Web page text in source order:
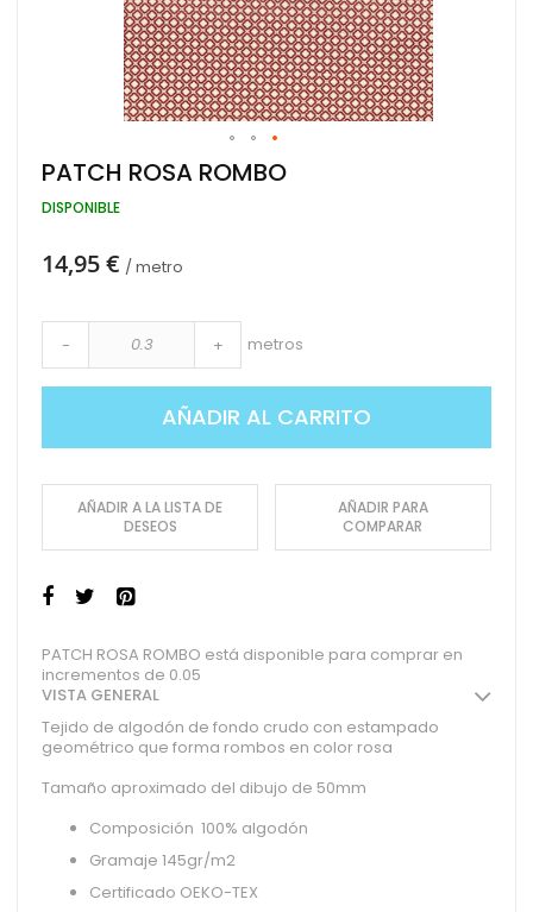
Saltar
al
comienzo
galería
PATCH ROSA ROMBO
DISPONIBLE
14,95 € / metro
- + metros
AÑADIR AL CARRITO
AÑADIR A LA LISTA DE
DESEOS
AÑADIR PARA
COMPARAR
PATCH ROSA ROMBO está disponible para comprar en
incrementos de 0.05
VISTA GENERAL
Tejido de algodón de fondo crudo con estampado
geométrico que forma rombos en color rosa
Tamaño aproximado del dibujo de 50mm
Composición 100% algodón
Gramaje 145gr/m2
Certificado OEKO-TEX